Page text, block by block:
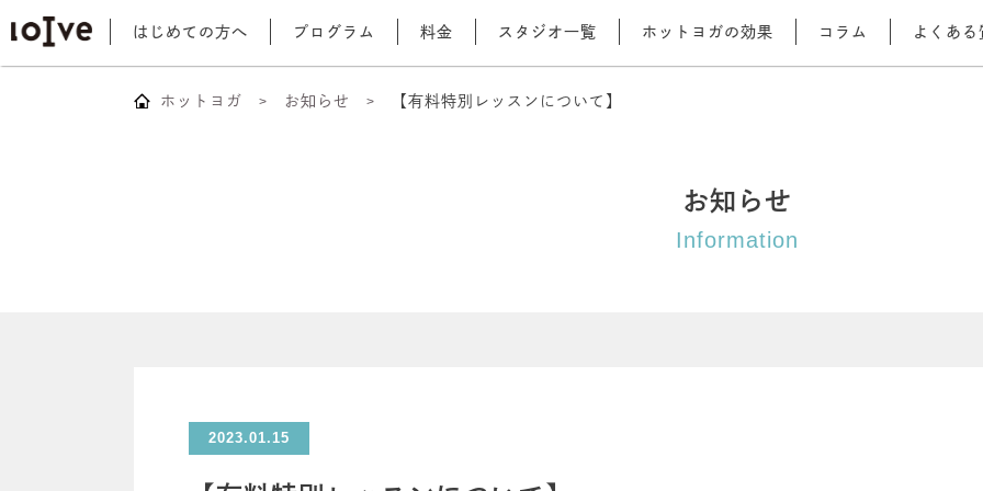
はじめての方へ プログラム 料金 スタジオ一覧 ホットヨガの効果 コラム よくある
ホットヨガ お知らせ 【有料特別レッスンについて】
お知らせ
Information
2023.01.15